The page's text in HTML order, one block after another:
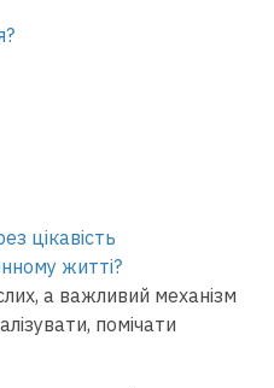
цікавість
житті?
а важливий механізм
помічати